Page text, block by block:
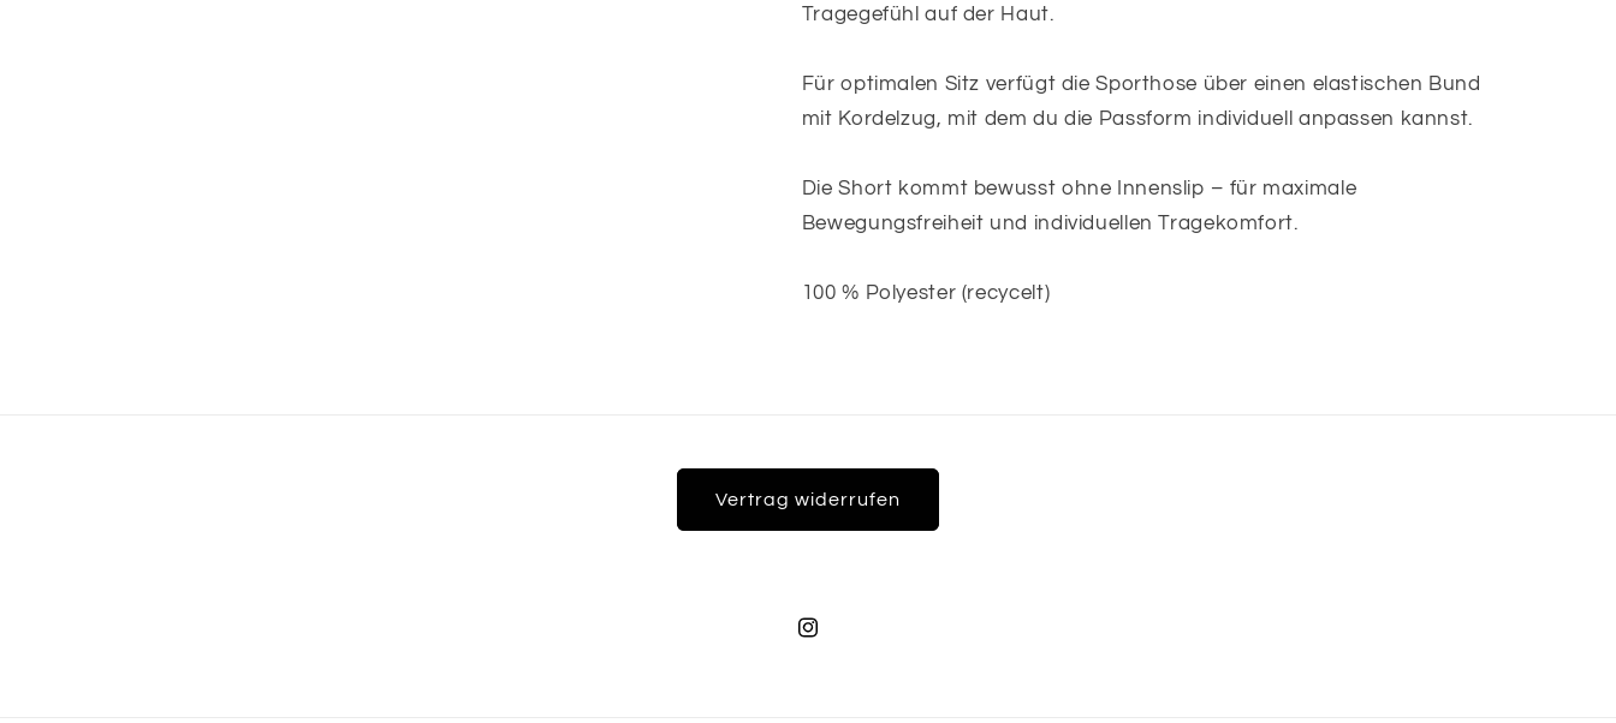
Tragegefühl auf der Haut.
Für optimalen Sitz verfügt die Sporthose über einen elastischen Bund
mit Kordelzug, mit dem du die Passform individuell anpassen kannst.
Die Short kommt bewusst ohne Innenslip – für maximale
Bewegungsfreiheit und individuellen Tragekomfort.
100 % Polyester (recycelt)
Vertrag widerrufen
Instagram